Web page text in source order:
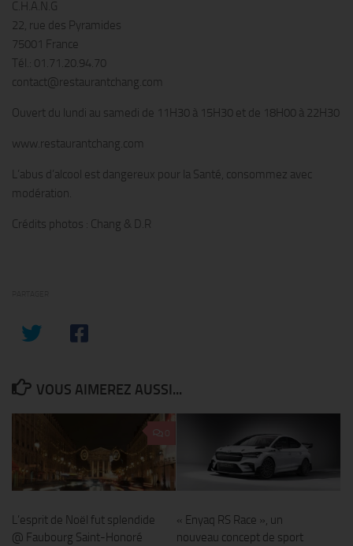
C.H.A.N.G
22, rue des Pyramides
75001 France
Tél.: 01.71.20.94.70
contact@restaurantchang.com
Ouvert du lundi au samedi de 11H30 à 15H30 et de 18H00 à 22H30
www.restaurantchang.com
L’abus d’alcool est dangereux pour la Santé, consommez avec
modération.
Crédits photos : Chang & D.R
VOUS AIMEREZ AUSSI...
L’esprit de Noël fut splendide
@ Faubourg Saint-Honoré
« Enyaq RS Race », un
nouveau concept de sport